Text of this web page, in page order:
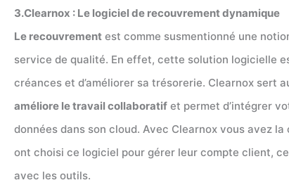
3.Clearnox : Le logiciel de recouvrement dynamique
Le recouvrement est comme susmentionné une
service de qualité. En effet, cette solution logicielle
créances et d’améliorer sa trésorerie. Clearnox
améliore le travail collaboratif et permet d’intégrer
données dans son cloud. Avec Clearnox vous avez
ont choisi ce logiciel pour gérer leur compte client,
avec les outils.